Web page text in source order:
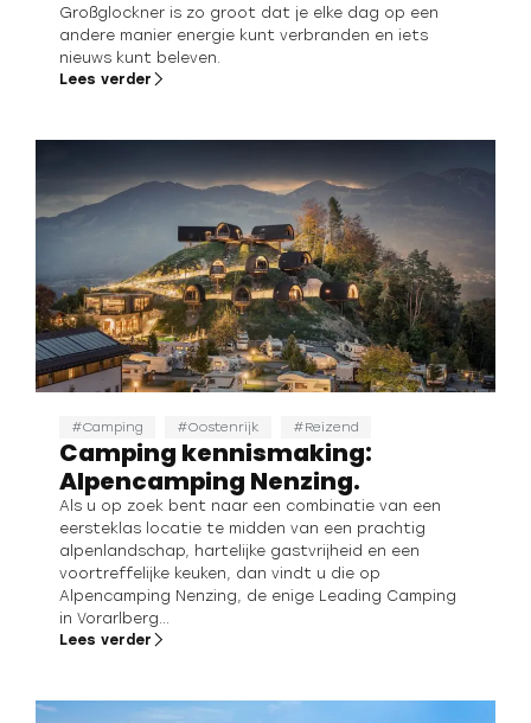
Großglockner is zo groot dat je elke dag op een
andere manier energie kunt verbranden en iets
nieuws kunt beleven.
Lees verder
Camping Oostenrijk Reizend
Camping kennismaking:
Alpencamping Nenzing.
Als u op zoek bent naar een combinatie van een
eersteklas locatie te midden van een prachtig
alpenlandschap, hartelijke gastvrijheid en een
voortreffelijke keuken, dan vindt u die op
Alpencamping Nenzing, de enige Leading Camping
in Vorarlberg...
Lees verder